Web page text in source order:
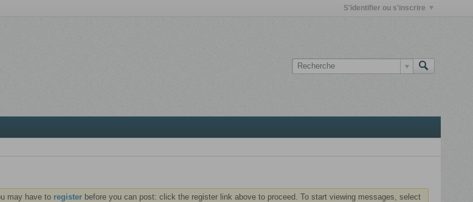
S'identifier ou s'inscrire
may have to registerbefore you can post: click the register link above to proceed. To start viewing messages, select